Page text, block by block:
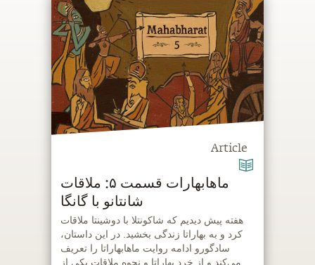
Article
ماهابهارات قسمت ۵: ملاقات
شانتانو با گانگا
‫هفته‌ پیش دیدیم که شاکونتلا با دوشینتا ملاقات
کرد و به بهاراتا زندگی بخشید. در این داستان،
سادگورو ادامه‌ روایت ماهابهاراتا را تعریف
می‌کند و از خرد بهاراتا و نحوه‌ ملاقات یکی از